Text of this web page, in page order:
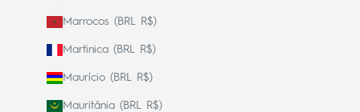
Marrocos (BRL R$)
Martinica (BRL R$)
Maurício (BRL R$)
Mauritânia (BRL R$)